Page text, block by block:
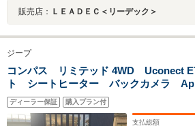
販売店： ＬＥＡＤＥＣ＜リーデック＞
ジープ
コンパス リミテッド 4WD Uconect
ト シートヒーター バックカメラ
ルーズコントロール 純正18インチアル
ラインドスポットモニター 認定中古車
ディーラー保証 購入プラン付
支払総額